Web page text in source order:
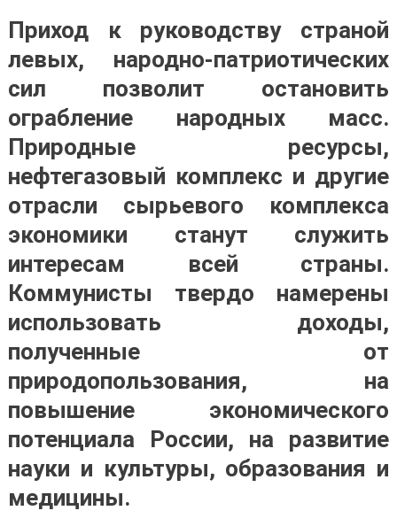
Приход к руководству страной
левых, народно-патриотических
сил позволит остановить
ограбление народных масс.
Природные ресурсы,
нефтегазовый комплекс и другие
отрасли сырьевого комплекса
экономики станут служить
интересам всей страны.
Коммунисты твердо намерены
использовать доходы,
полученные от
природопользования, на
повышение экономического
потенциала России, на развитие
науки и культуры, образования и
медицины.